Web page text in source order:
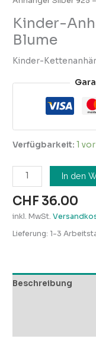
Kinder-
Blume
Kinder-
Verfügbarkeit: 1
In den
CHF 36.00
inkl. MwSt.
Lieferung:1-3
Beschreibung